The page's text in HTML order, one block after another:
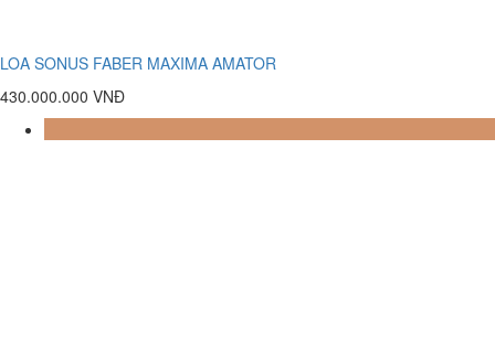
LOA SONUS FABER MAXIMA AMATOR
430.000.000 VNĐ